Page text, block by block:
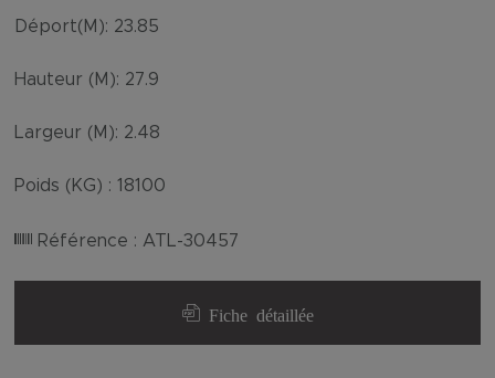
Déport(M): 23.85
Hauteur (M): 27.9
Largeur (M): 2.48
Poids (KG) : 18100
Référence : ATL-30457
Fiche détaillée